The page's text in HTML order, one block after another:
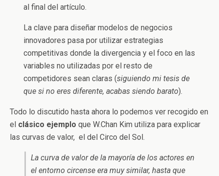
al final del artículo.
La clave para diseñar modelos de negocios
innovadores pasa por utilizar estrategias
competitivas donde la divergencia y el foco en las
variables no utilizadas por el resto de
competidores sean claras (siguiendo mi tesis de
que si no eres diferente, acabas siendo barato).
Todo lo discutido hasta ahora lo podemos ver recogido en
el clásico ejemplo que W.Chan Kim utiliza para explicar
las curvas de valor, el del Circo del Sol.
La curva de valor de la mayoría de los actores en
el entorno circense era muy similar, hasta que